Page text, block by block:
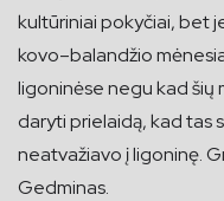
kultūriniai pokyčiai, bet
kovo–balandžio
ligoninėse negu kad šių
daryti prielaidą, kad tas
neatvažiavo į ligoninę.
Gedminas.